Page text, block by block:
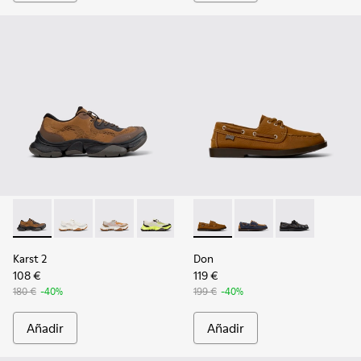
Karst 2 - K101069-010 - Sneaker con materiales técnicos
Karst 2 - K101069-009 - Sneakers con materiales
Karst 2 - K101069-008
Karst 2 - K101069-003
Karst 2 - K101069-002
Karst 2 - K101069-001
Karst 2
108 €
180 € -40%
Añadir
Don - K101013-005 -
Don - K101013-006
Don -
Don
119 €
199 € -40%
Añadir